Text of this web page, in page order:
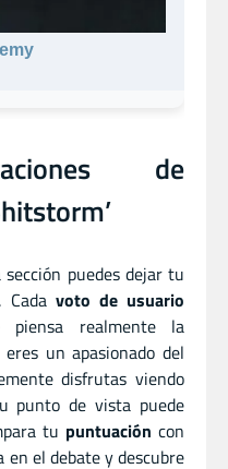
de
puedes dejar tu
Cada voto de usuario
realmente la
un apasionado del
disfrutas viendo
punto de vista puede
tu puntuación con
en el debate y descubre